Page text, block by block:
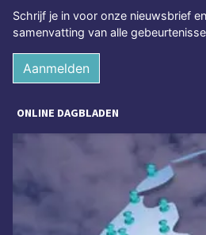
Schrijf je in voor onze nieuwsbrief
samenvatting van alle
Aanmelden
ONLINE DAGBLADEN